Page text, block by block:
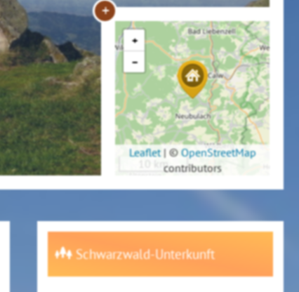
+
+
−
10 km
Leaflet |©OpenStreetMap
contributors
Schwarzwald-Unterkunft